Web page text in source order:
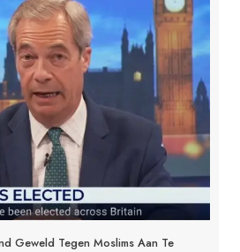
Geweld Tegen Moslims Aan Te